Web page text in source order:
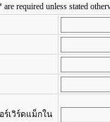
required unless stated
เวิร์ดแม็กใน